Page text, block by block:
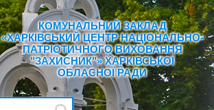
КОМУНАЛЬНИЙ ЗАКЛАД
«ХАРКІВСЬКИЙ ЦЕНТР НАЦІОНАЛЬНО-
ПАТРІОТИЧНОГО ВИХОВАННЯ
"ЗАХИСНИК"» ХАРКІВСЬКОЇ
ОБЛАСНОЇ РАДИ